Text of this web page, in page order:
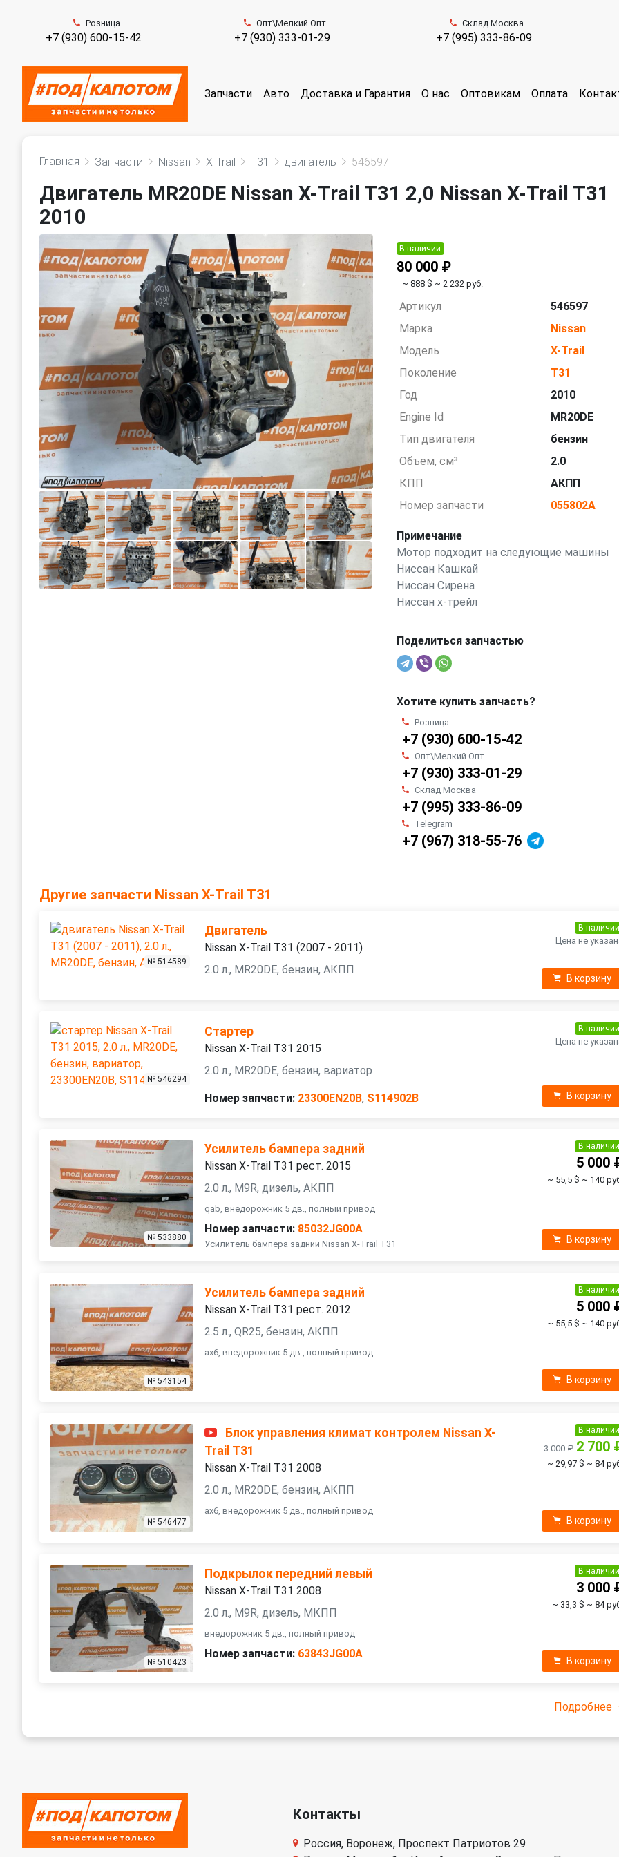
Розница
+7 (930) 600-15-42
Опт\Мелкий Опт
+7 (930) 333-01-29
Склад Москва
+7 (995) 333-86-09
Запчасти Авто Доставка и Гарантия О нас Оптовикам Оплата
Главная Запчасти Nissan X-Trail T31 двигатель 546597
Двигатель MR20DE Nissan X-Trail T31 2,0 Nissan X-Trail T31
2010
В наличии
80 000 ₽
~ 888 $ ~ 2 232 руб.
Артикул
546597
Марка
Nissan
Модель
X-Trail
Поколение
T31
Год
2010
Engine Id
MR20DE
Тип двигателя
бензин
Объем, см³
2.0
КПП
АКПП
Номер запчасти
055802A
Примечание
Мотор подходит на следующие машины
Ниссан Кашкай
Ниссан Сирена
Ниссан х-трейл
Поделиться запчастью
Хотите купить запчасть?
Розница
+7 (930) 600-15-42
Опт\Мелкий Опт
+7 (930) 333-01-29
Склад Москва
+7 (995) 333-86-09
Telegram
+7 (967) 318-55-76
Другие запчасти Nissan X-Trail T31
№ 514589
Двигатель
Nissan X-Trail T31 (2007 - 2011)
2.0 л., MR20DE, бензин, АКПП
В наличии
Цена не
В корзину
№ 546294
Стартер
Nissan X-Trail T31 2015
2.0 л., MR20DE, бензин, вариатор
Номер запчасти: 23300EN20B, S114902B
В наличии
Цена не
В корзину
№ 533880
Усилитель бампера задний
Nissan X-Trail T31 рест. 2015
2.0 л., M9R, дизель, АКПП
qab, внедорожник 5 дв., полный привод
Номер запчасти: 85032JG00A
Усилитель бампера задний Nissan X-Trail T31
В наличии
5 000
~ 55,5 $ ~ 140
В корзину
№ 543154
Усилитель бампера задний
Nissan X-Trail T31 рест. 2012
2.5 л., QR25, бензин, АКПП
ax6, внедорожник 5 дв., полный привод
В наличии
5 000
~ 55,5 $ ~ 140
В корзину
№ 546477
Блок управления климат контролем Nissan X-
Trail T31
Nissan X-Trail T31 2008
2.0 л., MR20DE, бензин, АКПП
ax6, внедорожник 5 дв., полный привод
В наличии
3 000 ₽ 2 700
~ 29,97 $ ~ 84
В корзину
№ 510423
Подкрылок передний левый
Nissan X-Trail T31 2008
2.0 л., M9R, дизель, МКПП
внедорожник 5 дв., полный привод
Номер запчасти: 63843JG00A
В наличии
3 000
~ 33,3 $ ~ 84
В корзину
Подробнее
Контакты
Россия, Воронеж, Проспект Патриотов 29